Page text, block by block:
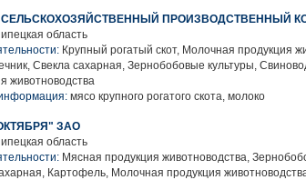
ПРОИЗВОДСТВЕННЫЙ
область
Крупный рогатый скот, Молочная продукция
Свекла сахарная, Зернобобовые культуры,
животноводства
мясо крупного рогатого скота, молоко
ЗАО
область
Мясная продукция животноводства,
Картофель, Молочная продукция